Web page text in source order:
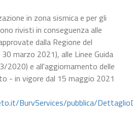
in zona sismica e per gli
rivisti in conseguenza alle
dalla Regione del
marzo 2021), alle Linee Guida
2020) e all'aggiornamento delle
- in vigore dal 15 maggio 2021
BurvServices/pubblica/